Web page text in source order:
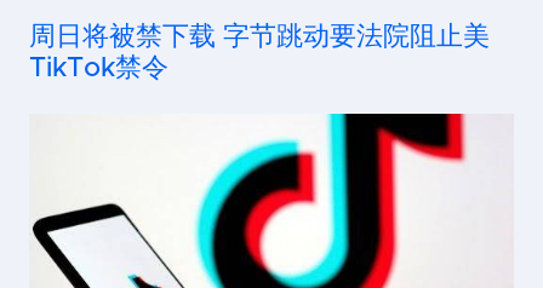
周日将被禁下载 字节跳动要法院阻止美
TikTok禁令